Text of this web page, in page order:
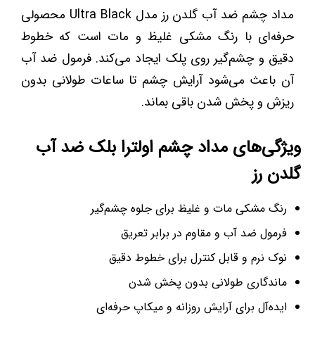
مداد چشم ضد آب گلدن رز مدل Ultra Black محصولی
حرفه‌ای با رنگ مشکی غلیظ و مات است که خطوط
دقیق و چشم‌گیر روی پلک ایجاد می‌کند. فرمول ضد آب
آن باعث می‌شود آرایش چشم تا ساعات طولانی بدون
ریزش و پخش شدن باقی بماند.
ویژگی‌های مداد چشم اولترا بلک ضد آب
گلدن رز
رنگ مشکی مات و غلیظ برای جلوه چشم‌گیر
فرمول ضد آب و مقاوم در برابر تعریق
نوک نرم و قابل کنترل برای خطوط دقیق
ماندگاری طولانی بدون پخش شدن
ایده‌آل برای آرایش روزانه و میکاپ حرفه‌ای